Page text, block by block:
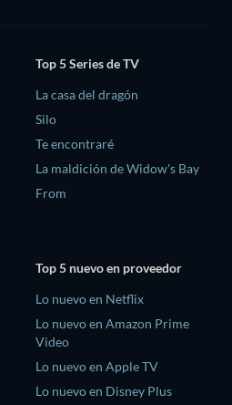
Top 5 Series de TV
La casa del dragón
Silo
Te encontraré
La maldición de Widow's Bay
From
Top 5 nuevo en proveedor
Lo nuevo en Netflix
Lo nuevo en Amazon Prime
Video
Lo nuevo en Apple TV
Lo nuevo en Disney Plus